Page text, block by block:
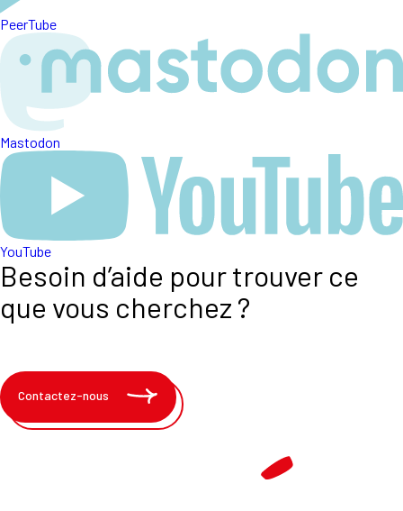
PeerTube
Mastodon
YouTube
Besoin d’aide pour trouver ce
que vous cherchez ?
Contactez-nous